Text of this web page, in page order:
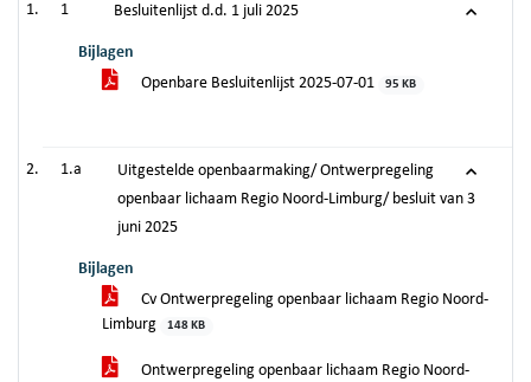
1 Besluitenlijst d.d. 1 juli 2025
Bijlagen
Openbare Besluitenlijst 2025-07-01
95 KB
1.a
Uitgestelde openbaarmaking/ Ontwerpregeling
openbaar lichaam Regio Noord-Limburg/ besluit van 3
juni 2025
Bijlagen
Cv Ontwerpregeling openbaar lichaam Regio Noord-
Limburg
148 KB
Ontwerpregeling openbaar lichaam Regio Noord-